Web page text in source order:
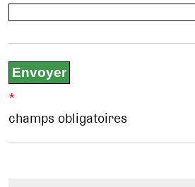
*
champs obligatoires